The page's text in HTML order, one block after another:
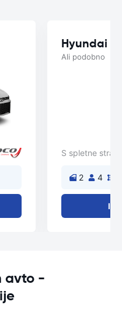
Hyundai
Ali podobno
S spletne strani
2 4
avto -